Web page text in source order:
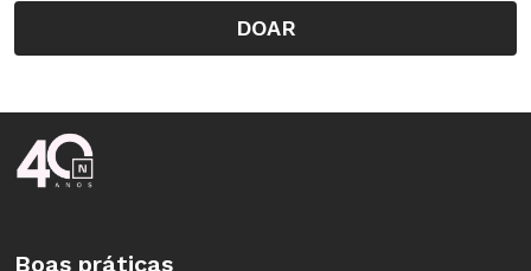
DOAR
Rodapé da Nova Escola
Boas práticas